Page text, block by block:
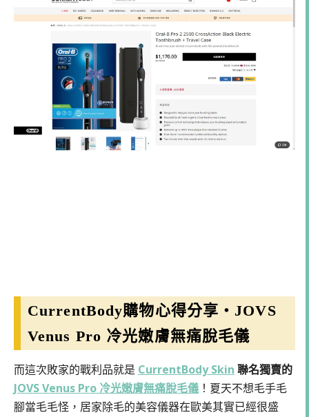
CurrentBody購物心得分享・JOVS
Venus Pro 冷光嫩膚無痛脫毛儀
而這次敗家的戰利品就是 CurrentBody Skin 聯名獨賣的
JOVS Venus Pro 冷光嫩膚無痛脫毛儀 ！夏天不想毛手毛
腳當毛毛怪，居家除毛的美容儀器在歐美其實已經很盛